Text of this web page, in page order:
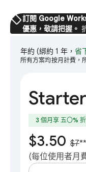
sell訂閱 Google
優惠，敬請把握。
年約 (綁約 1 年， 省
所有方案均按月計費，
Starter
3 個月享 五〇%
$3.50 $7**
(每位使用者月